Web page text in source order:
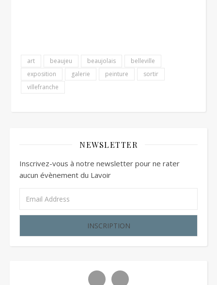
art beaujeu beaujolais
belleville
exposition
galerie peinture
sortir
villefranche
NEWSLETTER
Inscrivez-vous à notre newsletter pour ne rater
aucun évènement du Lavoir